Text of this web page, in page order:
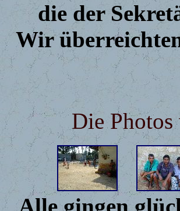
die der
Wir
Die